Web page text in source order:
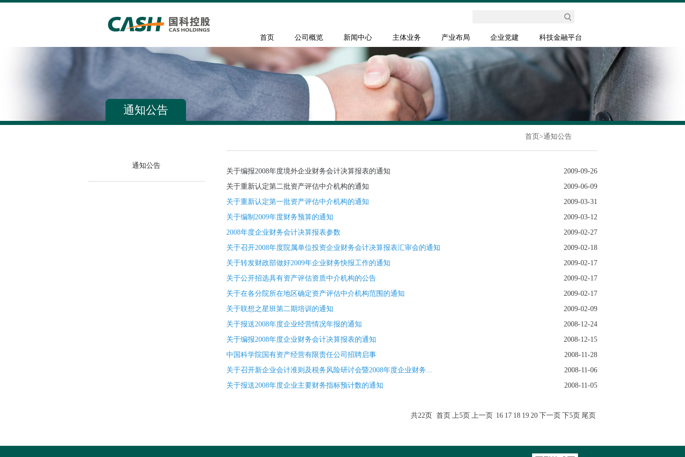
首页 公司概览 新闻中心 主体业务 产业布局 企业党建 科技金融平台
通知公告
首页 >通知公告
通知公告
关于编报2008年度境外企业财务会计决算报表的通知
2009-09-26
关于重新认定第二批资产评估中介机构的通知
2009-06-09
关于重新认定第一批资产评估中介机构的通知
2009-03-31
关于编制2009年度财务预算的通知
2009-03-12
2008年度企业财务会计决算报表参数
2009-02-27
关于召开2008年度院属单位投资企业财务会计决算报表汇审会的通知
2009-02-18
关于转发财政部做好2009年企业财务快报工作的通知
2009-02-17
关于公开招选具有资产评估资质中介机构的公告
2009-02-17
关于在各分院所在地区确定资产评估中介机构范围的通知
2009-02-17
关于联想之星班第二期培训的通知
2009-02-09
关于报送2008年度企业经营情况年报的通知
2008-12-24
关于编报2008年度企业财务会计决算报表的通知
2008-12-15
中国科学院国有资产经营有限责任公司招聘启事
2008-11-28
关于召开新企业会计准则及税务风险研讨会暨2008年度企业财务...
2008-11-06
关于报送2008年度企业主要财务指标预计数的通知
2008-11-05
共22页 首页 上5页 上一页 16 17 18 19 20 下一页 下5页 尾页